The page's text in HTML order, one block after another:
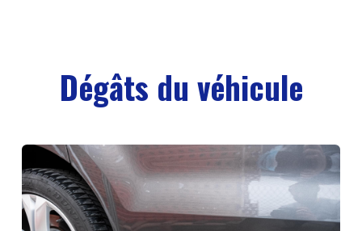
Dégâts du véhicule